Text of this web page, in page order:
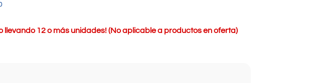
llevando 12 o más unidades! (No aplicable a productos en oferta)